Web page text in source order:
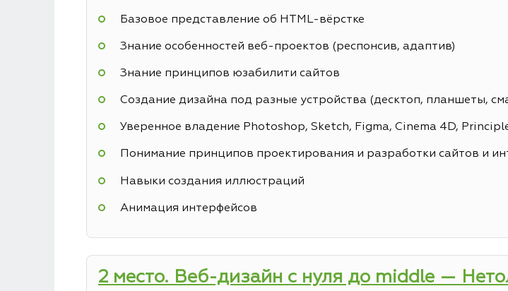
Базовое представление об HTML-вёрстке
Знание особенностей веб-проектов (респонсив, адаптив)
Знание принципов юзабилити сайтов
Создание дизайна под разные устройства (десктоп, планшеты,
Уверенное владение Photoshop, Sketch, Figma, Cinema 4D,
Понимание принципов проектирования и разработки сайтов и
Навыки создания иллюстраций
Анимация интерфейсов
2 место. Веб-дизайн с нуля до middle —